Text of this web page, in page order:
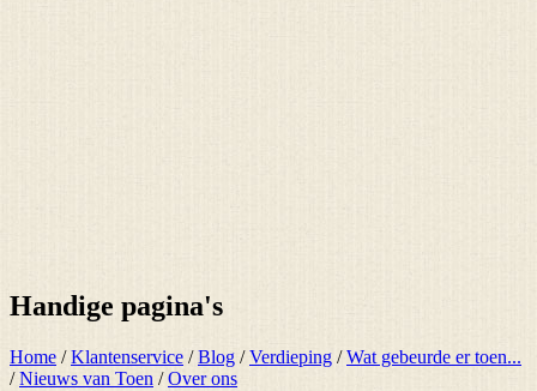
Handige pagina's
Home /Klantenservice /Blog /Verdieping /Wat gebeurde er toen...
/Nieuws van Toen /Over ons